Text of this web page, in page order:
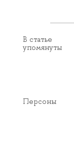
В статье
упомянуты
Персоны